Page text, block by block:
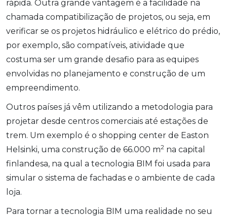
rápida. Outra grande vantagem é a facilidade na
chamada compatibilização de projetos, ou seja, em
verificar se os projetos hidráulico e elétrico do prédio,
por exemplo, são compatíveis, atividade que
costuma ser um grande desafio para as equipes
envolvidas no planejamento e construção de um
empreendimento.
Outros países já vêm utilizando a metodologia para
projetar desde centros comerciais até estações de
trem. Um exemplo é o shopping center de Easton
Helsinki, uma construção de 66.000 m2 na capital
finlandesa, na qual a tecnologia BIM foi usada para
simular o sistema de fachadas e o ambiente de cada
loja.
Para tornar a tecnologia BIM uma realidade no seu